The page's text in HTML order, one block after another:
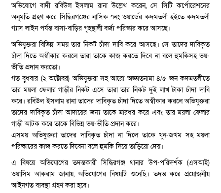
অভিযোগে বাদী রবিউল ইসলাম রানা উল্লেখ করেন, সে সিটি কর্পোরেশনের
অনুমতি গ্রহণ করে সিদ্ধিরগঞ্জের নাসিক ৭নং ওয়ার্ডের কদমতলী হইতে কদমতলী
গ্যাস লাইন পর্যন্ত বাসা-বাড়ির গৃহস্থালী বর্জ্য পরিস্কার করে আসছে।
অভিযুক্তরা বিভিন্ন সময় তার নিকট চাঁদা দাবি করে আসছে। সে তাদের দাবিকৃত
চাঁদা দিতে অস্বীকার করলে তারা তাকে কাজ করতে দিবে না বলে হুমকিসহ ভয়-
ভীতি প্রদান করতো।
গত বুধবার (২ অক্টোবর) অভিযুক্তরা সহ আরো অজ্ঞাতনামা ৪/৫ জন কদমতলীতে
তার ময়লা ফেলার গাড়ীর নিকট এসে তারা তার নিকট দুই লাখ টাকা চাঁদা দাবি
করে। রবিউল ইসলাম রানা তাদের দাবিকৃত চাঁদা দিতে অস্বীকার করলে অভিযুক্তরা
তাদের দাবিকৃত চাঁদা আদায়ের জন্য তাকে মারধর করে এবং তার ময়লা ফেলার
গাড়ী আটক করে তাকে বিভিন্ন ভয়-ভীতি প্রদান করে।
এসময় অভিযুক্তরা তাদের দাবিকৃত চাঁদা না দিলে তাকে খুন-জখম সহ ময়লা
পরিষ্কারের কাজ করতে দিবেনা বলে হুমকি দিয়ে তাড়িয়ো দেয়।
এ বিষয়ে অভিযোগের তদন্তকারী সিদ্ধিরগঞ্জ থানার উপ-পরিদর্শক (এসআই)
ওয়াসিম আকরাম জানায়, অভিযোগের বিষয়টি শুনেছি। তদন্ত করে প্রয়োজনীয়
আইনগত ব্যবস্থা গ্রহণ করা হবে।